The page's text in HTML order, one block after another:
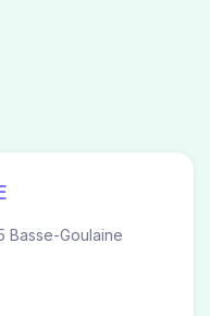
Basse-Goulaine